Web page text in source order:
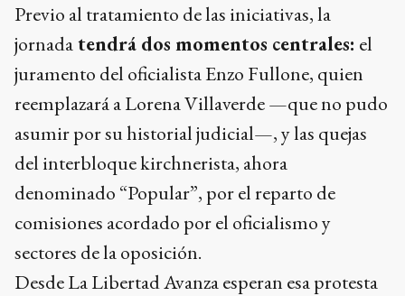
Previo al tratamiento de las iniciativas, la
jornadatendrá dos momentos centrales: el
juramento del oficialista Enzo Fullone, quien
reemplazará a Lorena Villaverde —que no pudo
asumir por su historial judicial—, y las quejas
del interbloque kirchnerista, ahora
denominado “Popular”, por el reparto de
comisiones acordado por el oficialismo y
sectores de la oposición.
Desde La Libertad Avanza esperan esa protesta